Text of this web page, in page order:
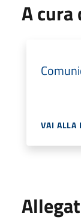
A cura
VAI ALLA